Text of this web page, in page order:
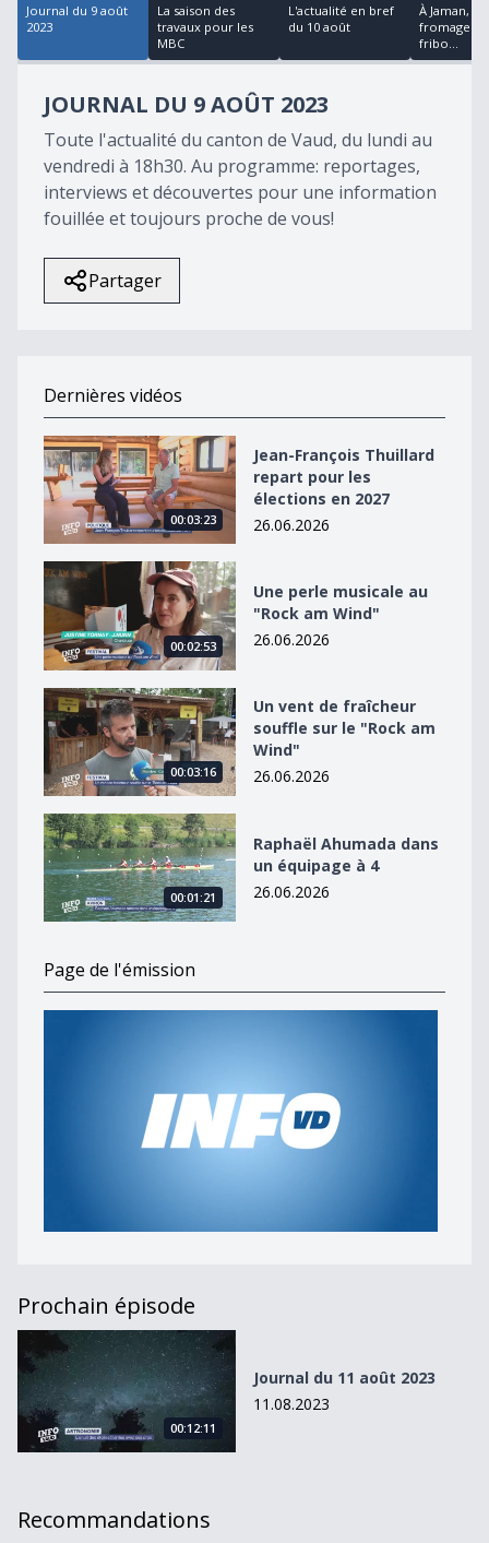
Journal du 9 août
2023
La saison des
travaux pour les
MBC
L'actualité en bref
du 10 août
À Jaman, le
fromage a
fribo...
JOURNAL DU 9 AOÛT 2023
Toute l'actualité du canton de Vaud, du lundi au
vendredi à 18h30. Au programme: reportages,
interviews et découvertes pour une information
fouillée et toujours proche de vous!
Partager
Dernières vidéos
Jean-François Thuillard repart pour les élections en
00:03:23
Jean-François Thuillard
repart pour les
élections en 2027
26.06.2026
Une perle musicale au &quot;Rock am Wind&quot;
00:02:53
Une perle musicale au
"Rock am Wind"
26.06.2026
Un vent de fraîcheur souffle sur le &quot;Rock am
00:03:16
Un vent de fraîcheur
souffle sur le "Rock am
Wind"
26.06.2026
Raphaël Ahumada dans un équipage à 4
00:01:21
Raphaël Ahumada dans
un équipage à 4
26.06.2026
Page de l'émission
Prochain épisode
Journal du 11 août 2023
00:12:11
Journal du 11 août 2023
11.08.2023
Recommandations